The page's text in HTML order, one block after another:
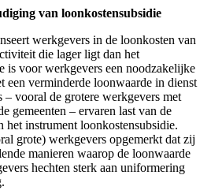
van loonkostensubsidie
werkgevers in de loonkosten van
die lager ligt dan het
is voor werkgevers een noodzakelijke
een verminderde loonwaarde in dienst
– vooral de grotere werkgevers met
gemeenten – ervaren last van de
instrument loonkostensubsidie.
grote) werkgevers opgemerkt dat zij
manieren waarop de loonwaarde
hechten sterk aan uniformering